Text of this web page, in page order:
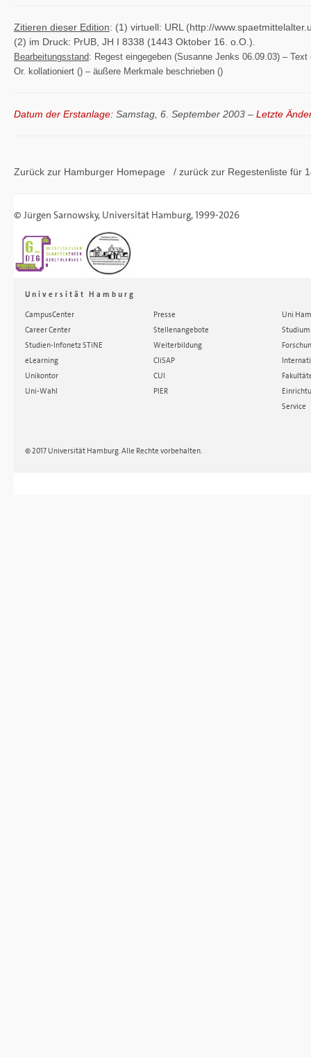
Zitieren dieser Edition: (1) virtuell: URL (http://
(2) im Druck: PrUB, JH I 8338 (1443 Oktober 16. o.O.).
Bearbeitungsstand: Regest eingegeben (Susanne Jenks 06.09.03) –
Or. kollationiert () – äußere Merkmale beschrieben ()
Datum der Erstanlage: Samstag, 6. September 2003 – Letzte
Zurück zur Hamburger Homepage / zurück zur Regestenliste für
© Jürgen Sarnowsky, Universität Hamburg, 1999-2026